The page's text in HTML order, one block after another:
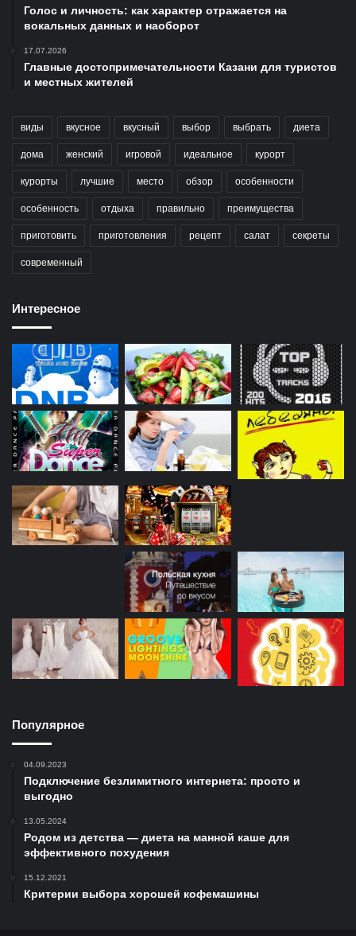
Голос и личность: как характер отражается на
вокальных данных и наоборот
17.07.2026
Главные достопримечательности Казани для туристов
и местных жителей
виды вкусное вкусный выбор выбрать диета
дома женский игровой идеальное курорт
курорты лучшие место обзор особенности
особенность отдыха правильно преимущества
приготовить приготовления рецепт салат секреты
современный
Интересное
Популярное
04.09.2023
Подключение безлимитного интернета: просто и
выгодно
13.05.2024
Родом из детства — диета на манной каше для
эффективного похудения
15.12.2021
Критерии выбора хорошей кофемашины